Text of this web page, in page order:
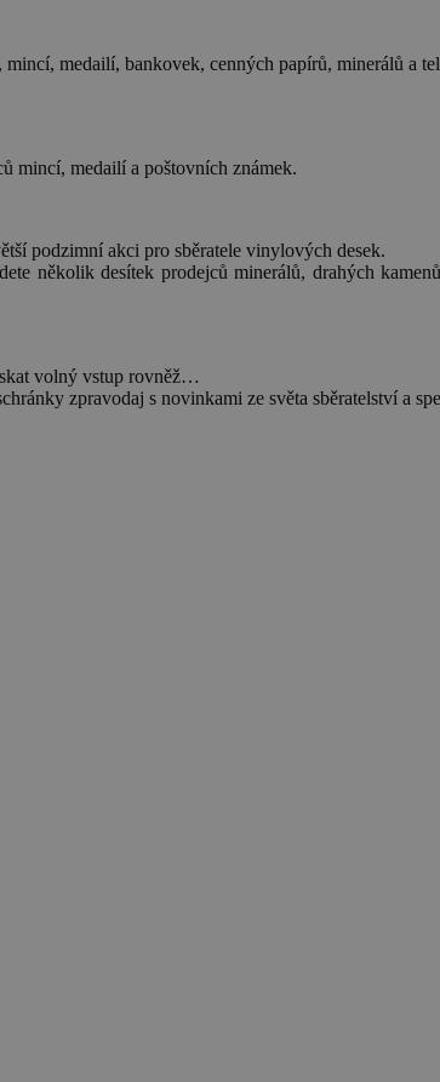
mincí, medailí, bankovek, cenných papírů, minerálů a
mincí, medailí a poštovních známek.
podzimní akci pro sběratele vinylových desek.
několik desítek prodejců minerálů, drahých
volný vstup rovněž…
zpravodaj s novinkami ze světa sběratelství a